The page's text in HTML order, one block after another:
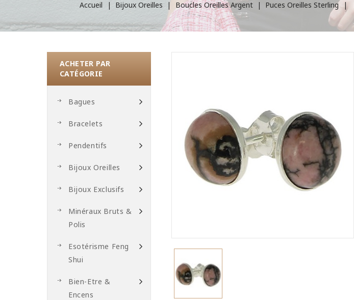
Accueil Bijoux Oreilles Boucles Oreilles Argent Puces Oreilles Sterling
ACHETER PAR
CATÉGORIE
Bagues
Bracelets
Pendentifs
Bijoux Oreilles
Bijoux Exclusifs
Minéraux Bruts &
Polis
Esotérisme Feng
Shui
Bien-Etre &
Encens